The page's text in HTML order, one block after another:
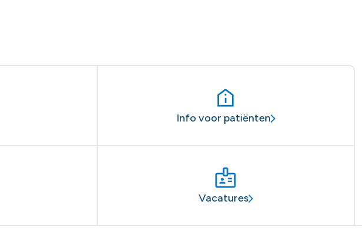
Info voor patiënten
Vacatures